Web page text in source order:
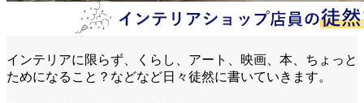
インテリアに限らず、くらし、アート、映画、本、ちょっと
ためになること？などなど日々徒然に書いていきます。